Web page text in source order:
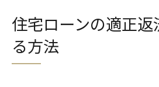
住宅ローンの適正
る方法